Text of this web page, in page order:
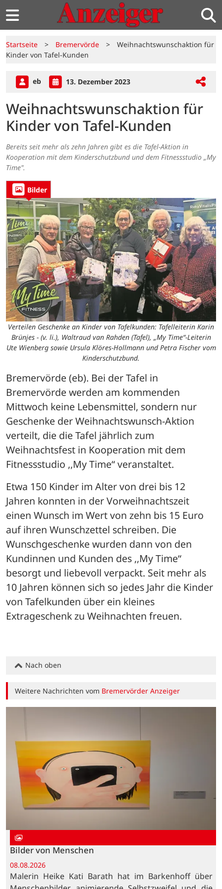
Startseite > Bremervörde >
Weihnachtswunschaktion für
Kinder von Tafel-Kunden
eb 13. Dezember 2023
Weihnachtswunschaktion für
Kinder von Tafel-Kunden
Bereits seit mehr als zehn Jahren gibt es die Tafel-Aktion in
Kooperation mit dem Kinderschutzbund und dem Fitnessstudio „My
Time".
Bilder
Verteilen Geschenke an Kinder von Tafelkunden: Tafelleiterin Karin
Brünjes - (v. li.), Waltraud van Rahden (Tafel), „My Time“-Leiterin
Ute Wienberg sowie Ursula Klöres-Hollmann und Petra Fischer vom
Kinderschutzbund.
Bremervörde (eb). Bei der Tafel in
Bremervörde werden am kommenden
Mittwoch keine Lebensmittel, sondern nur
Geschenke der Weihnachtswunsch-Aktion
verteilt, die die Tafel jährlich zum
Weihnachtsfest in Kooperation mit dem
Fitnessstudio ,,My Time“ veranstaltet.
Etwa 150 Kinder im Alter von drei bis 12
Jahren konnten in der Vorweihnachtszeit
einen Wunsch im Wert von zehn bis 15 Euro
auf ihren Wunschzettel schreiben. Die
Wunschgeschenke wurden dann von den
Kundinnen und Kunden des ,,My Time“
besorgt und liebevoll verpackt. Seit mehr als
10 Jahren können sich so jedes Jahr die Kinder
von Tafelkunden über ein kleines
Extrageschenk zu Weihnachten freuen.
Nach oben
Weitere Nachrichten vom Bremervörder Anzeiger
Bilder von Menschen
08.08.2026
Malerin Heike Kati Barath hat im Barkenhoff über